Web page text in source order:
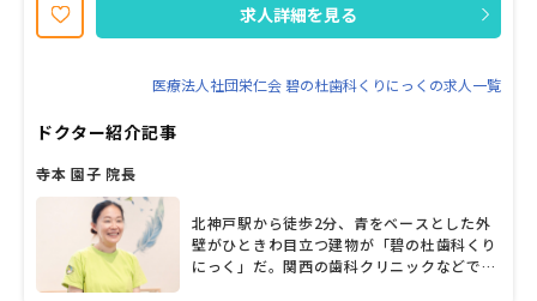
求人詳細を見る
医療法人社団栄仁会 碧の杜歯科くりにっくの求人一覧
ドクター紹介記事
寺本 園子 院長
北神戸駅から徒歩2分、青をベースとした外
壁がひときわ目立つ建物が「碧の杜歯科くり
にっく」だ。関西の歯科クリニックなどで研